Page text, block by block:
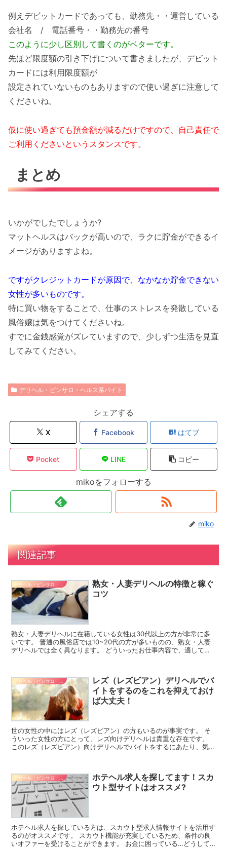
例えデビットカードであっても、勤務先・・運営している
会社名 / 電話番号・・勤務先の番号
このように少し区別して書くのがベターです。
先ほど限度額の引き下げについて書きましたが、デビット
カードには利用限度額が
設定されていないものもありますので使い過ぎに注意して
くださいね。
仮に使い過ぎても預金額が減るだけですので、自己責任で
ご利用くださいというスタンスです。
まとめ
いかがでしたでしょうか?
マットヘルスはバックが高いので、ラクに貯金ができるイ
メージがありますよね。
ですがクレジットカードが原因で、なかなか貯金できない
女性が多いものです。
特に買い物をすることで、仕事のストレスを発散している
風俗嬢は気をつけてくださいね。
すでに金銭感覚がズレていますので、少しずつ生活を見直
してみてください。
デリヘル・ピンサロ・ヘルス系バイト
シェアする
X Facebook はてブ
Pocket LINE コピー
mikoをフォローする
miko
関連記事
熟女・人妻デリヘルの特徴と稼ぐ
コツ
熟女・人妻デリヘルに在籍している女性は30代以上の方が非常に多
いです。 普通の風俗店では10~20代の方が多いものの、熟女・人妻
デリヘルでは全く異なります。 どういったお仕事内容で、適してい
レズ（レズビアン）デリヘルでバ
イトをするのをこれを抑えておけ
ば大丈夫！
世の女性の中にはレズ（レズビアン）の方もいるのが事実です。 そ
ういった女性の方にとって、レズ向けデリヘルは貴重な存在です。
このレズ（レズビアン）向けデリヘルでバイトをするにあたり、気に
ホテヘル求人を探してます！スカ
ウト型サイトはオススメ?
ホテヘル求人を探している方は、スカウト型求人情報サイトを活用す
るのがオススメです。 スカウト機能が充実しているため、条件の良
いオファーを受けることができます。 お金に困っている…どうして